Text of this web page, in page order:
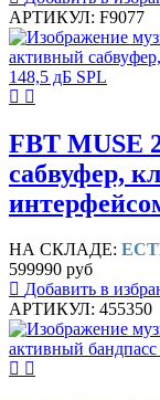
АРТИКУЛ: F9077
FBT MUSE
сабвуфер,
НА СКЛАДЕ:
599990 руб
Добавить в
АРТИКУЛ: 455350